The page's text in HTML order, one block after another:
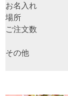
お名入れ
場所
ご注文数
その他